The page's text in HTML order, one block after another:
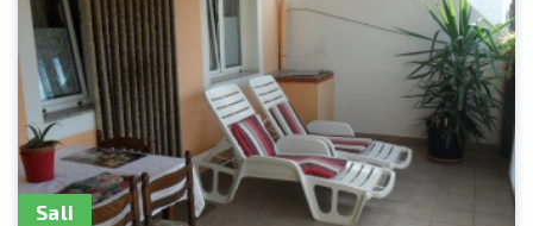
Sali